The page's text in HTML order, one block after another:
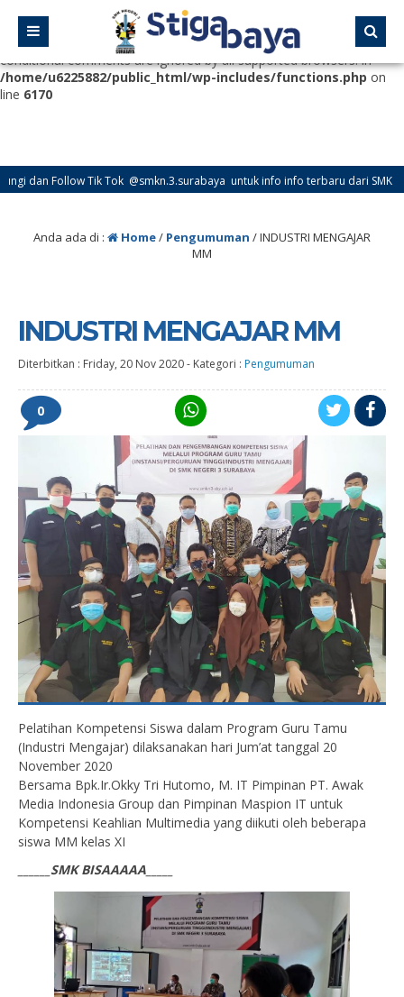
Deprecated
: Function WP_Dependencies->add_data() was called
with an argument that is
deprecated
since version 6.9.0! IE
conditional comments are ignored by all supported browsers. in
/home/u6225882/public_html/wp-includes/functions.php on
line 6170
Tik Tok @smkn.3.surabaya untuk info info terbaru dari SMK Negeri 3
Anda ada di : Home/ Pengumuman /INDUSTRI MENGAJAR
MM
INDUSTRI MENGAJAR MM
Diterbitkan : Friday, 20 Nov 2020- Kategori : Pengumuman
0
Pelatihan Kompetensi Siswa dalam Program Guru Tamu
(Industri Mengajar) dilaksanakan hari Jum’at tanggal 20
November 2020
Bersama Bpk.Ir.Okky Tri Hutomo, M. IT Pimpinan PT. Awak
Media Indonesia Group dan Pimpinan Maspion IT untuk
Kompetensi Keahlian Multimedia yang diikuti oleh beberapa
siswa MM kelas XI
______SMK BISAAAAA_____